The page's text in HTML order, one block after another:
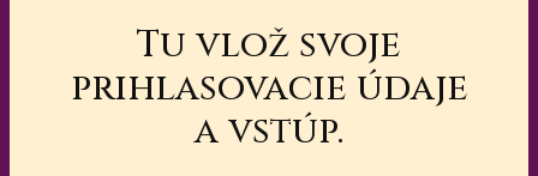
Tu vlož svoje
prihlasovacie údaje
a vstúp.